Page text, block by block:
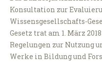
Konsultation zur
Wissensgesellschafts-
Gesetz trat am 1. März
Regelungen zur Nutzung
Werke in Bildung und